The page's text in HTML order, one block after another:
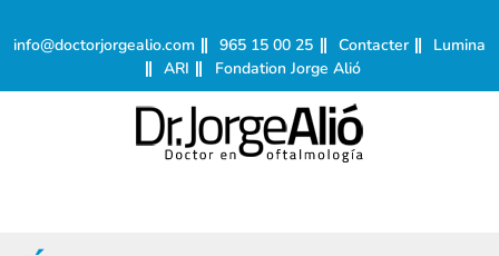
info@doctorjorgealio.com 965 15 00 25 Contacter
Lumina
ARI
Fondation Jorge Alió